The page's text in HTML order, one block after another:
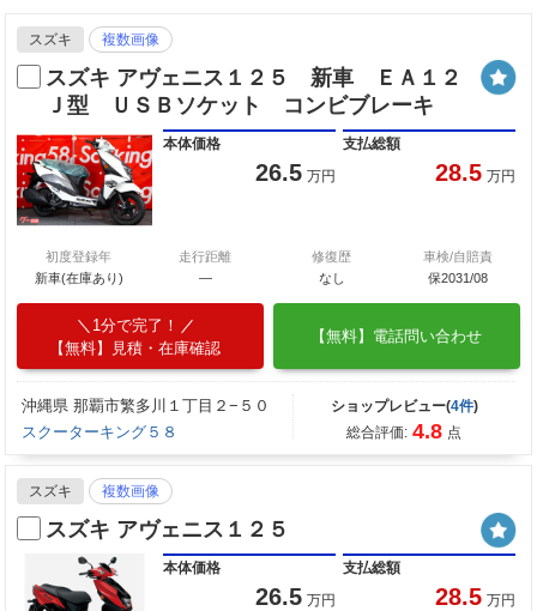
スズキ 複数画像
スズキ アヴェニス１２５ 新車 ＥＡ１２
Ｊ型 ＵＳＢソケット コンビブレーキ
本体価格
26.5 万円
支払総額
28.5 万円
初度登録年
新車(在庫あり)
走行距離
―
修復歴
なし
車検/自賠責
保2031/08
1分で完了！
【無料】見積・在庫確認
【無料】電話問い合わせ
沖縄県 那覇市繁多川１丁目２−５０
スクーターキング５８
ショップレビュー(4件)
総合評価: 4.8 点
スズキ 複数画像
スズキ アヴェニス１２５
本体価格
26.5 万円
支払総額
28.5 万円